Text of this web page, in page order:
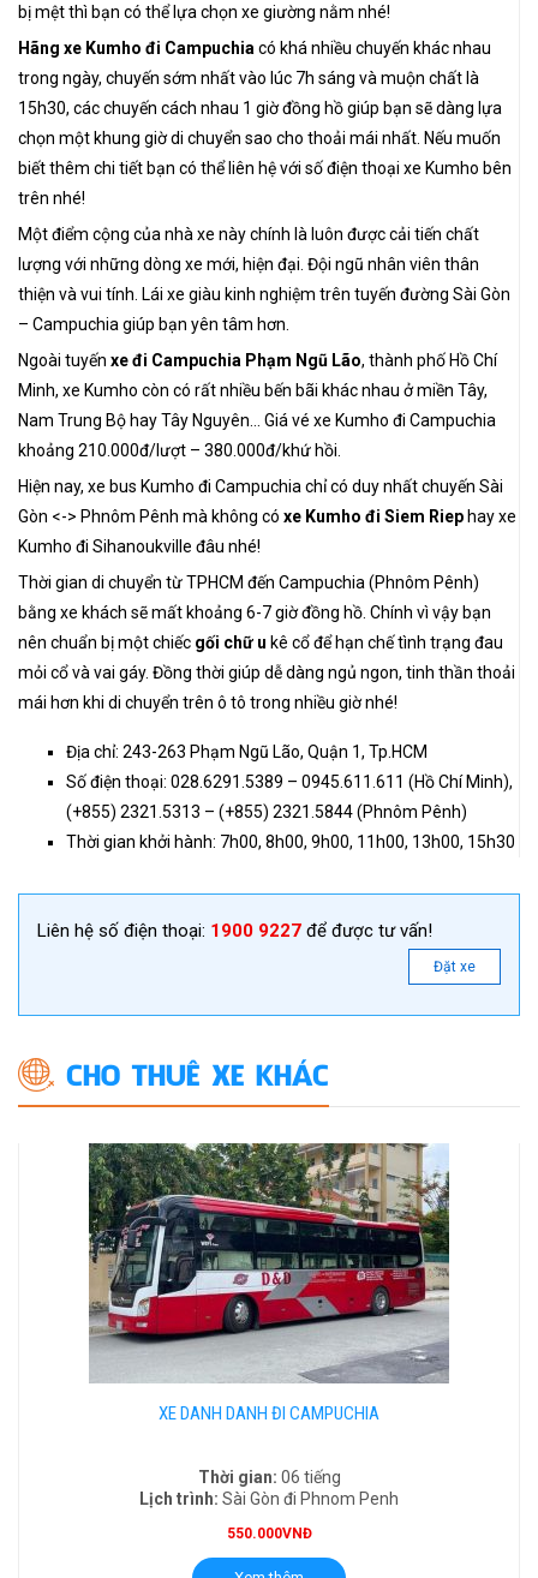
bị mệt thì bạn có thể lựa chọn xe giường nằm nhé!
Hãng xe Kumho đi Campuchia có khá nhiều chuyến khác nhau
trong ngày, chuyến sớm nhất vào lúc 7h sáng và muộn chất là
15h30, các chuyến cách nhau 1 giờ đồng hồ giúp bạn sẽ dàng lựa
chọn một khung giờ di chuyển sao cho thoải mái nhất. Nếu muốn
biết thêm chi tiết bạn có thể liên hệ với số điện thoại xe Kumho bên
trên nhé!
Một điểm cộng của nhà xe này chính là luôn được cải tiến chất
lượng với những dòng xe mới, hiện đại. Đội ngũ nhân viên thân
thiện và vui tính. Lái xe giàu kinh nghiệm trên tuyến đường Sài Gòn
– Campuchia giúp bạn yên tâm hơn.
Ngoài tuyến xe đi Campuchia Phạm Ngũ Lão, thành phố Hồ Chí
Minh, xe Kumho còn có rất nhiều bến bãi khác nhau ở miền Tây,
Nam Trung Bộ hay Tây Nguyên… Giá vé xe Kumho đi Campuchia
khoảng 210.000đ/lượt – 380.000đ/khứ hồi.
Hiện nay, xe bus Kumho đi Campuchia chỉ có duy nhất chuyến Sài
Gòn <-> Phnôm Pênh mà không có xe Kumho đi Siem Riephay xe
Kumho đi Sihanoukville đâu nhé!
Thời gian di chuyển từ TPHCM đến Campuchia (Phnôm Pênh)
bằng xe khách sẽ mất khoảng 6-7 giờ đồng hồ. Chính vì vậy bạn
nên chuẩn bị một chiếc gối chữ u kê cổ để hạn chế tình trạng đau
mỏi cổ và vai gáy. Đồng thời giúp dễ dàng ngủ ngon, tinh thần thoải
mái hơn khi di chuyển trên ô tô trong nhiều giờ nhé!
Địa chỉ: 243-263 Phạm Ngũ Lão, Quận 1, Tp.HCM
Số điện thoại: 028.6291.5389 – 0945.611.611 (Hồ Chí Minh),
(+855) 2321.5313 – (+855) 2321.5844 (Phnôm Pênh)
Thời gian khởi hành: 7h00, 8h00, 9h00, 11h00, 13h00, 15h30
Liên hệ số điện thoại: 1900 9227 để được tư vấn!
Đặt xe
CHO THUÊ XE KHÁC
XE DANH DANH ĐI CAMPUCHIA
Thời gian: 06 tiếng
Lịch trình: Sài Gòn đi Phnom Penh
550.000VNĐ